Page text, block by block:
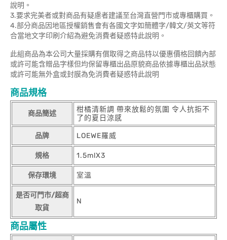
說明。
3.要求完美者或對商品有疑慮者建議至台灣直營門市或專櫃購買。
4.部分商品因地區授權銷售會有各國文字如簡體字/韓文/英文等符
合當地文字印刷介紹為避免消費者疑惑特此說明。
此組商品為本公司大量採購有償取得之商品特以優惠價格回饋內部
或許可能含贈品字樣但均保留專櫃出品原貌商品依據專櫃出品狀態
或許可能無外盒或封膜為免消費者疑惑特此說明
商品規格
商品簡述
柑橘清新調 帶來放鬆的氛圍 令人抗拒不
了的夏日涼感
品牌 LOEWE羅威
規格 1.5mlX3
保存環境 室溫
是否可門市/超商
取貨
N
商品屬性